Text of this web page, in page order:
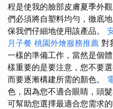
程是使我的臉部皮膚夏季外
們必須將自塑料均勻，徹底
保我們仔細地使用該產品。
月子餐 桃園外燴服務推薦 對
一樣的準備工作，當然是個體
樣重要的是要注意，您不要
而要逐漸構建所需的顏色。
色，因為您不適合眼睛，頭
可幫助您選擇最適合您需求